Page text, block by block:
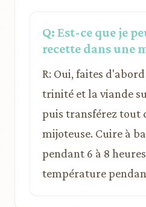
Q: Est-ce que je
recette dans une
R: Oui, faites
trinité et la viande
puis transférez tout
mijoteuse. Cuire à
pendant 6 à 8
température